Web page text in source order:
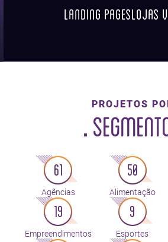
LANDING PAGESLOJAS
PROJETOS
61
Agências
50
Alimentação
19
Empreendimentos
9
Esportes